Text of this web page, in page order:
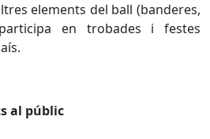
elements del ball (banderes,
en trobades i festes
al públic